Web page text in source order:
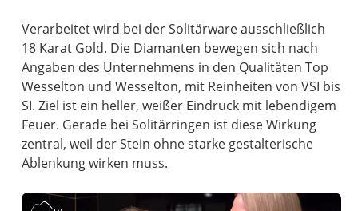
Verarbeitet wird bei der Solitärware ausschließlich
18 Karat Gold. Die Diamanten bewegen sich nach
Angaben des Unternehmens in den Qualitäten Top
Wesselton und Wesselton, mit Reinheiten von VSI bis
SI. Ziel ist ein heller, weißer Eindruck mit lebendigem
Feuer. Gerade bei Solitärringen ist diese Wirkung
zentral, weil der Stein ohne starke gestalterische
Ablenkung wirken muss.